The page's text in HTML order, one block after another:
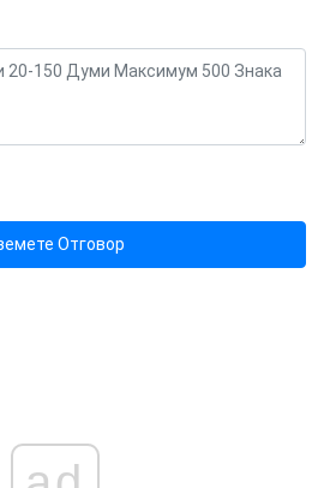
Отговор